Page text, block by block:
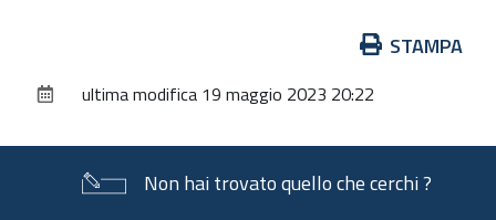
documento
STAMPA
ultima modifica 19 maggio 2023 20:22
Non hai trovato quello che cerchi ?